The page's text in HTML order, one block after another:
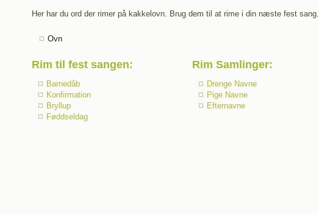
Her har du ord der rimer på kakkelovn. Brug dem til at rime i din næste fest sang.
Ovn
Rim til fest sangen:
Barnedåb
Konfirmation
Bryllup
Føddseldag
Rim Samlinger:
Drenge Navne
Pige Navne
Efternavne